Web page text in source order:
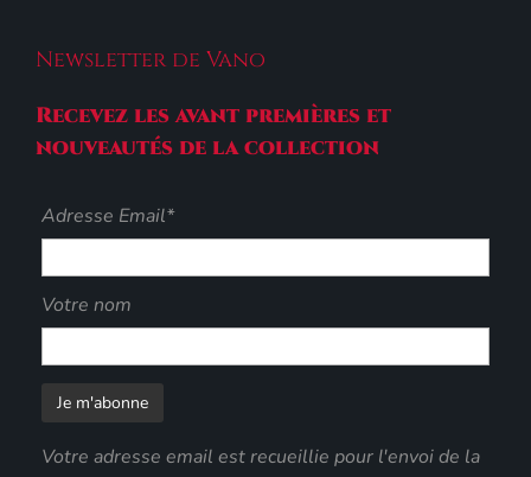
Newsletter de Vano
Recevez les avant premières et
nouveautés de la collection
Adresse Email*
Votre nom
Votre adresse email est recueillie pour l'envoi de la